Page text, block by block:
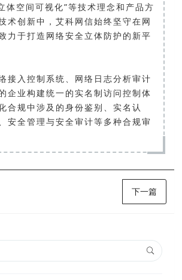
体空间可视化”等技术理念和产品方
术创新中，艾科网信始终坚守在网
力于打造网络安全立体防护的新平
接入控制系统、网络日志分析审计
企业构建统一的实名制访问控制体
合规中涉及的身份鉴别、实名认
安全管理与安全审计等多种合规审
下一篇